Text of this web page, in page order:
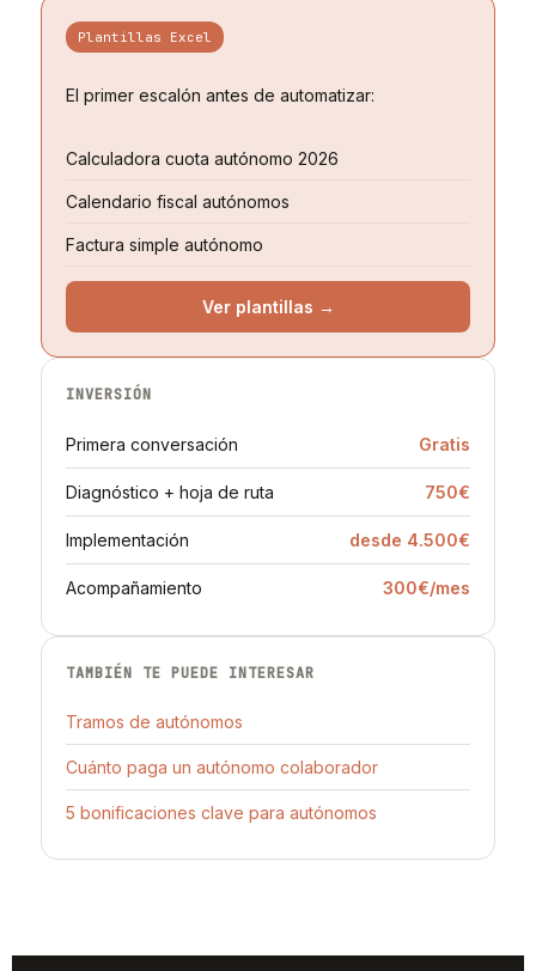
Plantillas Excel
El primer escalón antes de automatizar:
Calculadora cuota autónomo 2026
Calendario fiscal autónomos
Factura simple autónomo
Ver plantillas →
INVERSIÓN
Primera conversación Gratis
Diagnóstico + hoja de ruta 750€
Implementación desde 4.500€
Acompañamiento 300€/mes
TAMBIÉN TE PUEDE INTERESAR
Tramos de autónomos
Cuánto paga un autónomo colaborador
5 bonificaciones clave para autónomos